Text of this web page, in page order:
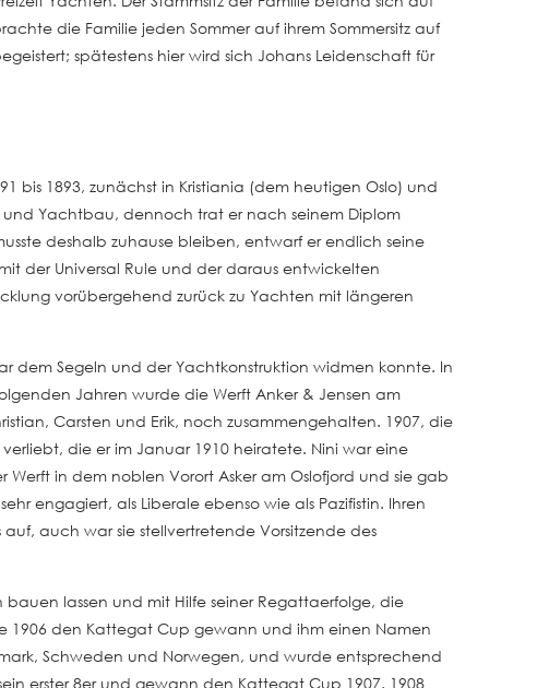
die Familie jeden Sommer auf ihrem Sommersitz auf
spätestens hier wird sich Johans Leidenschaft für
bis 1893, zunächst in Kristiania (dem heutigen Oslo) und
Yachtbau, dennoch trat er nach seinem Diplom
deshalb zuhause bleiben, entwarf er endlich seine
der Universal Rule und der daraus entwickelten
vorübergehend zurück zu Yachten mit längeren
dem Segeln und der Yachtkonstruktion widmen konnte. In
Jahren wurde die Werft Anker & Jensen am
Carsten und Erik, noch zusammengehalten. 1907, die
die er im Januar 1910 heiratete. Nini war eine
in dem noblen Vorort Asker am Oslofjord und sie gab
engagiert, als Liberale ebenso wie als Pazifistin. Ihren
auf, auch war sie stellvertretende Vorsitzende des
lassen und mit Hilfe seiner Regattaerfolge, die
1906 den Kattegat Cup gewann und ihm einen Namen
Schweden und Norwegen, und wurde entsprechend
erster 8er und gewann den Kattegat Cup 1907. 1908